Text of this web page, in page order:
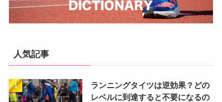
人気記事
ランニングタイツは逆効果？どの
レベルに到達すると不要になるの